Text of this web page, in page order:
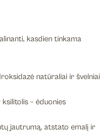
kasdien tinkama
natūraliai ir švelniai
– ėduonies
jautrumą, atstato emalį ir